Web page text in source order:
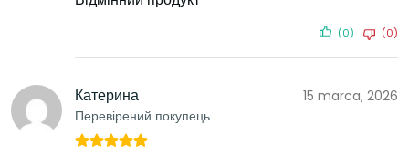
(0) (0)
Катерина
Перевірений покупець
15 marca, 2026